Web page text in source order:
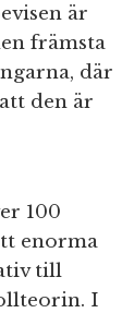
är
främsta
där
den är
100
enorma
till
I